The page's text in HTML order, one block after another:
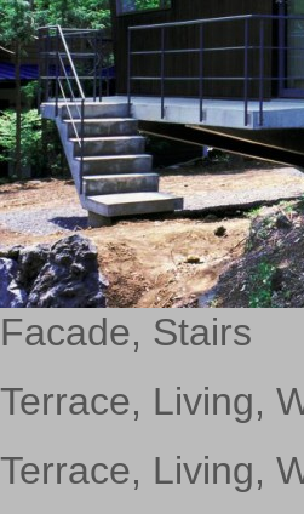
Facade, Stairs
Terrace, Living,
Terrace, Living,